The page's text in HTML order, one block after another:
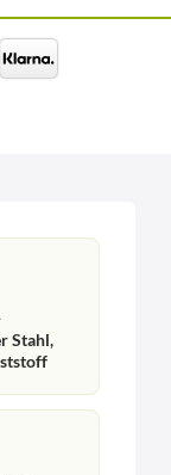
Stahl,